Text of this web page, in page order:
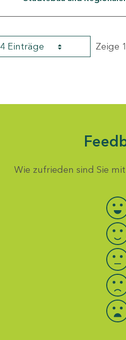
4 Einträge Zeige
Wie zufrieden sind Sie